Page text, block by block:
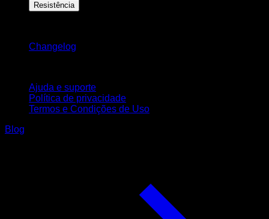
Resistência
Changelog
Ajuda e suporte
Política de privacidade
Termos e Condições de Uso
Blog